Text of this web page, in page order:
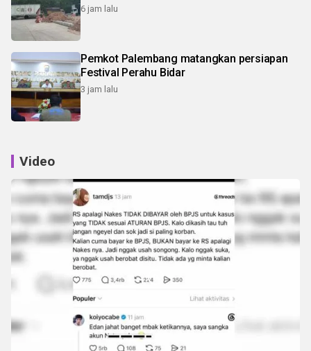
6 jam lalu
Pemkot Palembang matangkan persiapan
Festival Perahu Bidar
3 jam lalu
Video